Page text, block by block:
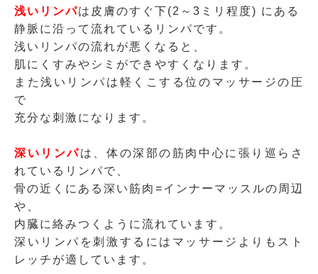
浅いリンパは皮膚のすぐ下(2～3ミリ程度) にある
静脈に沿って流れているリンパです。
浅いリンパの流れが悪くなると、
肌にくすみやシミができやすくなります。
また浅いリンパは軽くこする位のマッサージの圧
で
充分な刺激になります。
深いリンパは、体の深部の筋肉中心に張り巡らさ
れているリンパで、
骨の近くにある深い筋肉=インナーマッスルの周辺
や、
内臓に絡みつくように流れています。
深いリンパを刺激するにはマッサージよりもスト
レッチが適しています。